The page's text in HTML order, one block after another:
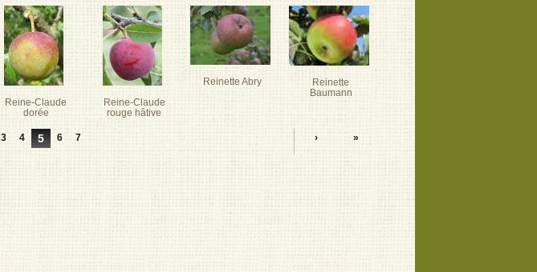
Reine-Claude
dorée
Reine-Claude
rouge hâtive
Reinette Abry
Reinette
Baumann
3 4 5 6 7 › »